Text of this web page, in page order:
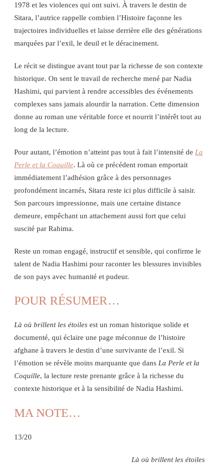
1978 et les violences qui ont suivi. À travers le destin de
Sitara, l’autrice rappelle combien l’Histoire façonne les
trajectoires individuelles et laisse derrière elle des générations
marquées par l’exil, le deuil et le déracinement.
Le récit se distingue avant tout par la richesse de son contexte
historique. On sent le travail de recherche mené par Nadia
Hashimi, qui parvient à rendre accessibles des événements
complexes sans jamais alourdir la narration. Cette dimension
donne au roman une véritable force et nourrit l’intérêt tout au
long de la lecture.
Pour autant, l’émotion n’atteint pas tout à fait l’intensité de La
Perle et la Coquille. Là où ce précédent roman emportait
immédiatement l’adhésion grâce à des personnages
profondément incarnés, Sitara reste ici plus difficile à saisir.
Son parcours impressionne, mais une certaine distance
demeure, empêchant un attachement aussi fort que celui
suscité par Rahima.
Reste un roman engagé, instructif et sensible, qui confirme le
talent de Nadia Hashimi pour raconter les blessures invisibles
de son pays avec humanité et pudeur.
POUR RÉSUMER…
Là où brillent les étoiles est un roman historique solide et
documenté, qui éclaire une page méconnue de l’histoire
afghane à travers le destin d’une survivante de l’exil. Si
l’émotion se révèle moins marquante que dans La Perle et la
Coquille, la lecture reste prenante grâce à la richesse du
contexte historique et à la sensibilité de Nadia Hashimi.
MA NOTE…
13/20
Là où brillent les étoiles